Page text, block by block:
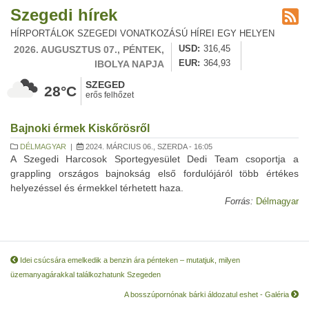
Szegedi hírek
HÍRPORTÁLOK SZEGEDI VONATKOZÁSÚ HÍREI EGY HELYEN
2026. AUGUSZTUS 07., PÉNTEK,
IBOLYA NAPJA
USD
316,45
EUR
364,93
28°C SZEGED
erős felhőzet
Bajnoki érmek Kiskőrösről
DÉLMAGYAR | 2024. MÁRCIUS 06., SZERDA - 16:05
A Szegedi Harcosok Sportegyesület Dedi Team csoportja a
grappling országos bajnokság első fordulójáról több értékes
helyezéssel és érmekkel térhetett haza.
Forrás: Délmagyar
Idei csúcsára emelkedik a benzin ára pénteken – mutatjuk, milyen
üzemanyagárakkal találkozhatunk Szegeden
A bosszúpornónak bárki áldozatul eshet - Galéria